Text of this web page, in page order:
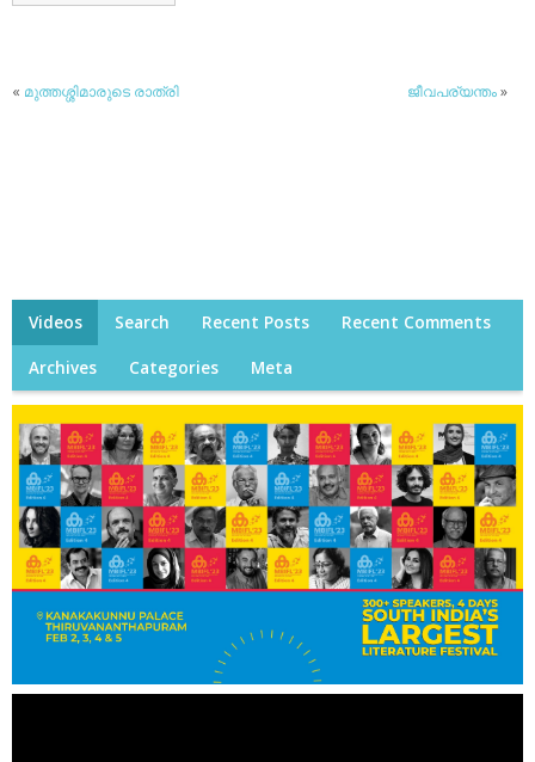
« മുത്തശ്ശിമാരുടെ രാത്രി ജീവപര്യന്തം»
Videos Search Recent Posts Recent Comments
Archives Categories Meta